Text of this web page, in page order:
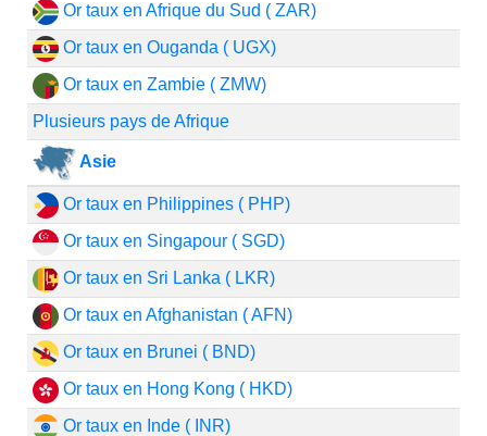
Or taux en Afrique du Sud ( ZAR)
Or taux en Ouganda ( UGX)
Or taux en Zambie ( ZMW)
Plusieurs pays de Afrique
Asie
Or taux en Philippines ( PHP)
Or taux en Singapour ( SGD)
Or taux en Sri Lanka ( LKR)
Or taux en Afghanistan ( AFN)
Or taux en Brunei ( BND)
Or taux en Hong Kong ( HKD)
Or taux en Inde ( INR)